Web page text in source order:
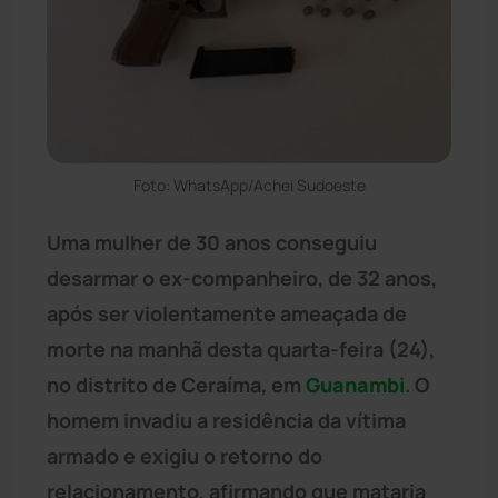
Foto: WhatsApp/Achei Sudoeste
Uma mulher de 30 anos conseguiu
desarmar o ex-companheiro, de 32 anos,
após ser violentamente ameaçada de
morte na manhã desta quarta-feira (24),
no distrito de Ceraíma, em Guanambi. O
homem invadiu a residência da vítima
armado e exigiu o retorno do
relacionamento, afirmando que mataria